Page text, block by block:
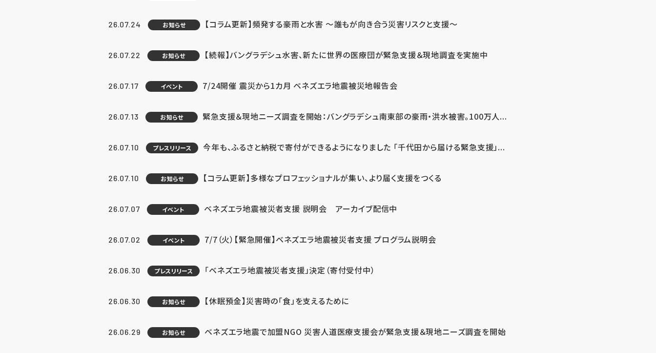
26.07.24 お知らせ 【コラム更新】頻発する豪雨と水害 ～誰もが向き合う災害リスクと支援～
26.07.22 お知らせ 【続報】バングラデシュ水害、新たに世界の医療団が緊急支援＆現地調査を実施中
26.07.17 イベント 7/24開催 震災から1カ月 ベネズエラ地震被災地報告会
26.07.13 お知らせ 緊急支援＆現地ニーズ調査を開始：バングラデシュ南東部の豪雨・洪水被害。100万人...
26.07.10 プレスリリース 今年も、ふるさと納税で寄付ができるようになりました 「千代田から届ける緊急支援」...
26.07.10 お知らせ 【コラム更新】多様なプロフェッショナルが集い、より届く支援をつくる
26.07.07 イベント ベネズエラ地震被災者支援 説明会 アーカイブ配信中
26.07.02 イベント 7/7（火）【緊急開催】ベネズエラ地震被災者支援 プログラム説明会
26.06.30 プレスリリース 「ベネズエラ地震被災者支援」決定（寄付受付中）
26.06.30 お知らせ 【休眠預金】災害時の「食」を支えるために
26.06.29 お知らせ ベネズエラ地震で加盟NGO 災害人道医療支援会が緊急支援＆現地ニーズ調査を開始